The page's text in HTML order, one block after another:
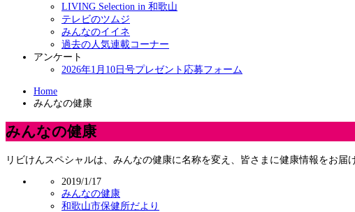
LIVING Selection in 和歌山
テレビのツムジ
みんなのイイネ
過去の人気連載コーナー
アンケート
2026年1月10日号プレゼント応募フォーム
Home
みんなの健康
みんなの健康
リビけんスペシャルは、みんなの健康に名称を変え、皆さまに健康情報をお届
2019/1/17
みんなの健康
和歌山市保健所だより